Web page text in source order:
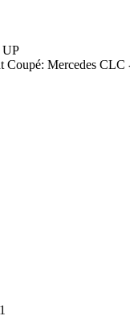
UP
Mercedes